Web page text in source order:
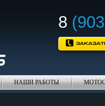
8
НАШИ РАБОТЫ